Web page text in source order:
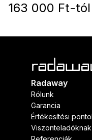
163 000 Ft-tól
Radaway
Rólunk
Garancia
Értékesítési
Viszonteladóknak